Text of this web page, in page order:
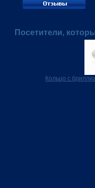
Посетители,
Кольцо с